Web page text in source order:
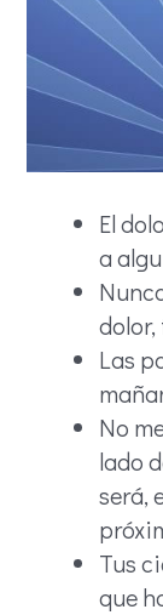
El
a
Las
No
lado
será,
Tus
que